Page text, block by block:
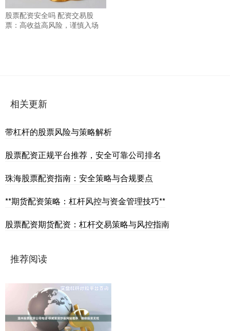
股票配资安全吗 配资交易股
票：高收益高风险，谨慎入场
相关更新
带杠杆的股票风险与策略解析
股票配资正规平台推荐，安全可靠公司排名
珠海股票配资指南：安全策略与合规要点
**期货配资策略：杠杆风控与资金管理技巧**
股票配资期货配资：杠杆交易策略与风控指南
推荐阅读